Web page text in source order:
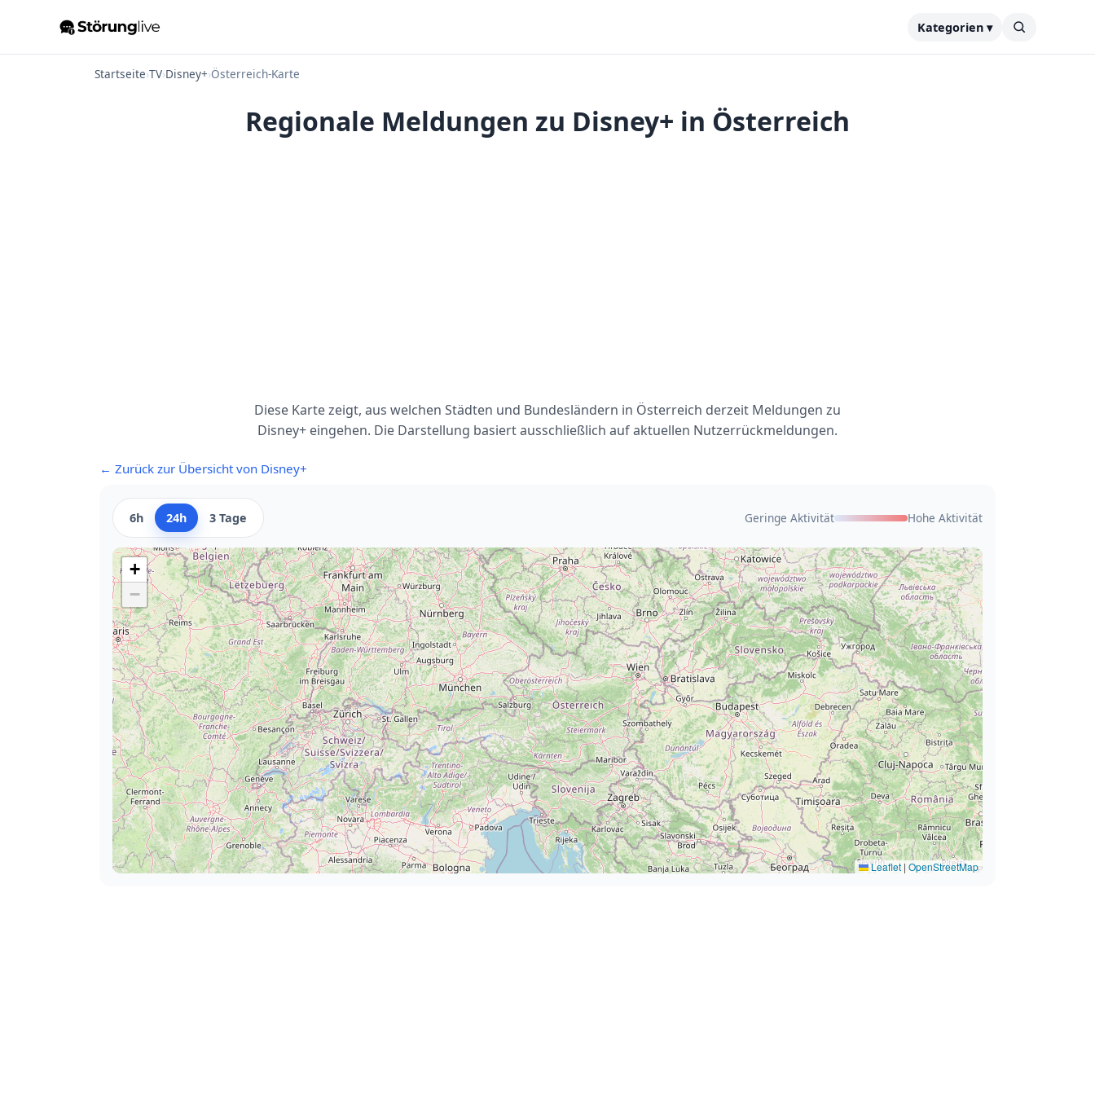
Kategorien ▾
Startseite›TV›Disney+›Österreich-Karte
Regionale Meldungen zu Disney+ in Österreich
Diese Karte zeigt, aus welchen Städten und Bundesländern in Österreich derzeit Meldungen zu
Disney+ eingehen. Die Darstellung basiert ausschließlich auf aktuellen Nutzerrückmeldungen.
← Zurück zur Übersicht von Disney+
6h 24h 3 Tage Geringe Aktivität Hohe Aktivität
+
−
Leaflet | OpenStreetMap